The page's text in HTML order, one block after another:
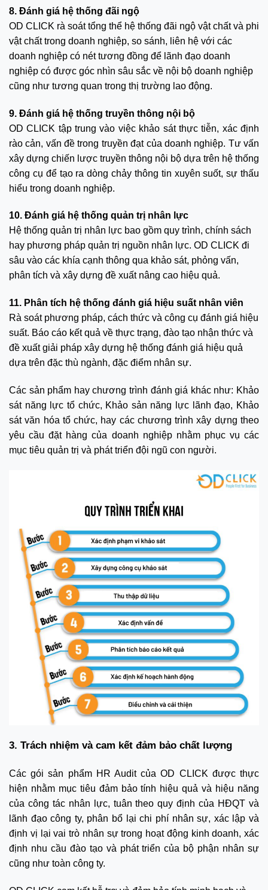
8. Đánh giá hệ thống đãi ngộ
OD CLICK rà soát tổng thể hệ thống đãi ngộ vật chất và phi
vật chất trong doanh nghiệp, so sánh, liên hệ với các
doanh nghiệp có nét tương đồng để lãnh đạo doanh
nghiệp có được góc nhìn sâu sắc về nội bộ doanh nghiệp
cũng như tương quan trong thị trường lao động.
9. Đánh giá hệ thống truyền thông nội bộ
OD CLICK tập trung vào việc khảo sát thực tiễn, xác định
rào cản, vấn đề trong truyền đạt của doanh nghiệp. Tư vấn
xây dựng chiến lược truyền thông nội bộ dựa trên hệ thống
công cụ để tạo ra dòng chảy thông tin xuyên suốt, sự thấu
hiểu trong doanh nghiệp.
10. Đánh giá hệ thống quản trị nhân lực
Hệ thống quản trị nhân lực bao gồm quy trình, chính sách
hay phương pháp quản trị nguồn nhân lực. OD CLICK đi
sâu vào các khía cạnh thông qua khảo sát, phỏng vấn,
phân tích và xây dựng đề xuất nâng cao hiệu quả.
11. Phân tích hệ thống đánh giá hiệu suất nhân viên
Rà soát phương pháp, cách thức và công cụ đánh giá hiệu
suất. Báo cáo kết quả về thực trạng, đào tạo nhận thức và
đề xuất giải pháp xây dựng hệ thống đánh giá hiệu quả
dựa trên đặc thù ngành, đặc điểm nhân sự.
Các sản phẩm hay chương trình đánh giá khác như: Khảo
sát năng lực tổ chức, Khảo sản năng lực lãnh đạo, Khảo
sát văn hóa tổ chức, hay các chương trình xây dựng theo
yêu cầu đặt hàng của doanh nghiệp nhằm phục vụ các
mục tiêu quản trị và phát triển đội ngũ con người.
3. Trách nhiệm và cam kết đảm bảo chất lượng
Các gói sản phẩm HR Audit của OD CLICK được thực
hiện nhằm mục tiêu đảm bảo tính hiệu quả và hiệu năng
của công tác nhân lực, tuân theo quy định của HĐQT và
lãnh đạo công ty, phân bổ lại chi phí nhân sự, xác lập và
định vị lại vai trò nhân sự trong hoạt động kinh doanh, xác
định nhu cầu đào tạo và phát triển của bộ phận nhân sự
cũng như toàn công ty.